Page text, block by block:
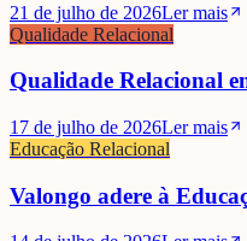
21 de julho de 2026Ler mais
Qualidade Relacional
Qualidade Relacional
17 de julho de 2026Ler mais
Educação Relacional
Valongo adere à